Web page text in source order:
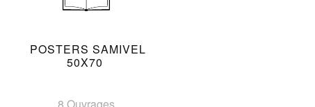
POSTERS SAMIVEL
50X70
8 Ouvrages